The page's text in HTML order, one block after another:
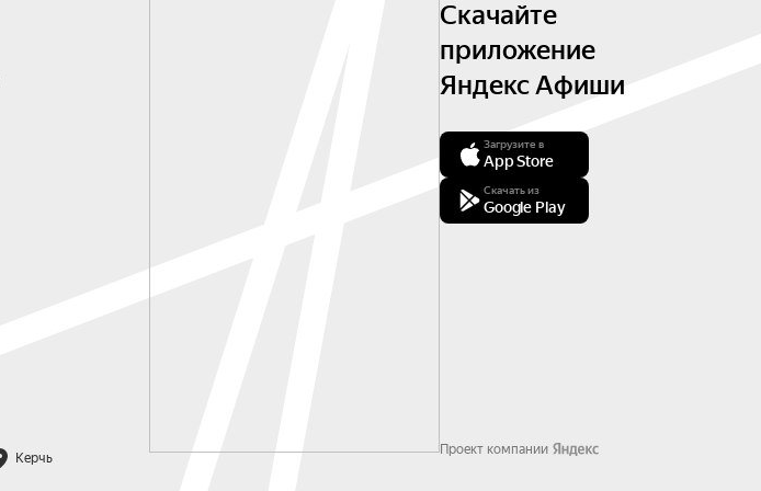
Керчь
Скачайте
приложение
Яндекс Афиши
Загрузите в
App Store
Скачать из
Google Play
Проект компании